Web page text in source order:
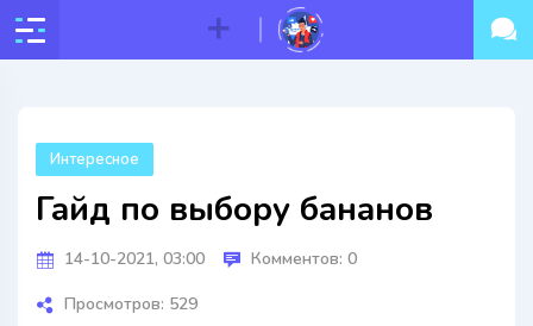
Интересное
Гайд по выбору бананов
14-10-2021, 03:00
Комментов: 0
Просмотров: 529